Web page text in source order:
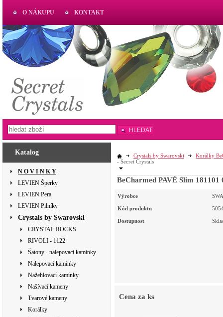
Katalog
N O V I N K Y
LEVIEN Šperky
LEVIEN Pera
LEVIEN Pilníky
Crystals by Swarovski
CRYSTAL ROCKS
RIVOLI - 1122
Šatony - nalepovací kamínky
Nalepovací kamínky
Nažehlovací kamínky
Našívací kameny
Tvarové kameny
Korálky
Crystals by Swarovski
Korálky
- Secret Crystals
BeCharmed PAVÉ Slim
Výrobce
Kód produktu
Dostupnost
Cena za ks
O NÁKUPU KONTAKT
AKTUAL
www.aktual-koralky.cz
HLEDAT